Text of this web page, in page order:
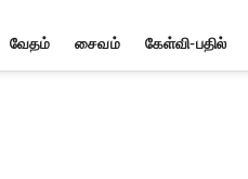
வேதம் சைவம் கேள்வி-பதில்